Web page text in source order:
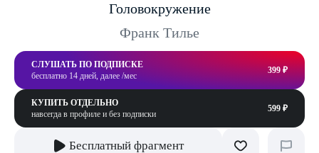
Головокружение
Франк Тилье
СЛУШАТЬ ПО ПОДПИСКЕ
бесплатно 14 дней, далее /мес
399 ₽
КУПИТЬ ОТДЕЛЬНО
навсегда в профиле и без подписки
599 ₽
Бесплатный фрагмент